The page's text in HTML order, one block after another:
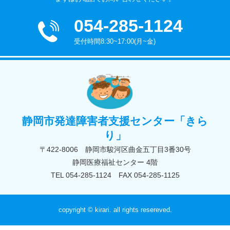
054-285-1124
受付時間8:30~17:00(月~金)
静岡市発達障害者支援センター「きら
り」
〒422-8006 静岡市駿河区曲金五丁目3番30号
静岡医療福祉センター 4階
TEL 054-285-1124 FAX 054-285-1125
copyright © kirari. all rights resereved.